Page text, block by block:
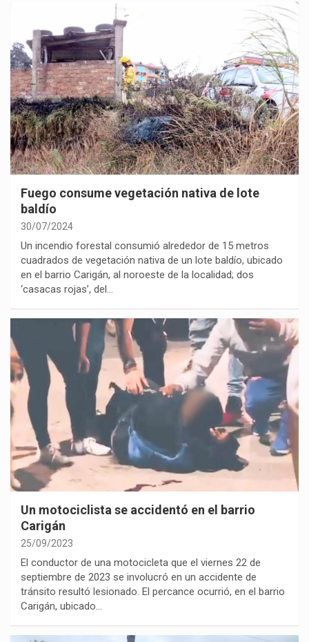
Fuego consume vegetación nativa de lote
baldío
30/07/2024
Un incendio forestal consumió alrededor de 15 metros
cuadrados de vegetación nativa de un lote baldío, ubicado
en el barrio Carigán, al noroeste de la localidad; dos
‘casacas rojas’, del…
Un motociclista se accidentó en el barrio
Carigán
25/09/2023
El conductor de una motocicleta que el viernes 22 de
septiembre de 2023 se involucró en un accidente de
tránsito resultó lesionado. El percance ocurrió, en el barrio
Carigán, ubicado…